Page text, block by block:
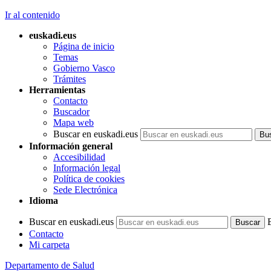
Ir al contenido
euskadi.eus
Página de inicio
Temas
Gobierno Vasco
Trámites
Herramientas
Contacto
Buscador
Mapa web
Buscar en euskadi.eus
Información general
Accesibilidad
Información legal
Política de cookies
Sede Electrónica
Idioma
Buscar en euskadi.eus
Contacto
Mi carpeta
Departamento de Salud